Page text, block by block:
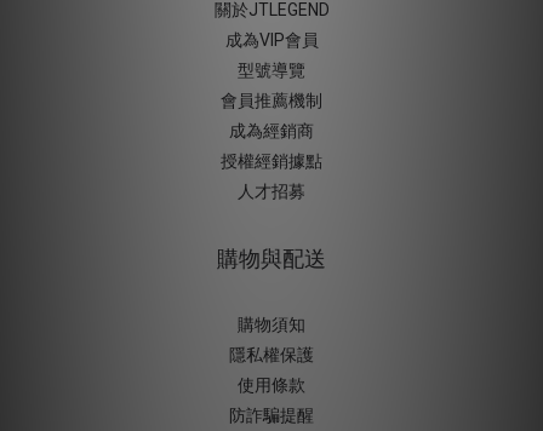
關於JTLEGEND
成為VIP會員
型號導覽
會員推薦機制
成為經銷商
授權經銷據點
人才招募
購物與配送
購物須知
隱私權保護
使用條款
防詐騙提醒